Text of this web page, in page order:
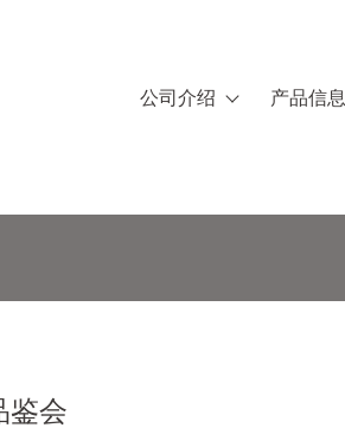
公司介绍 产品信息
鉴会